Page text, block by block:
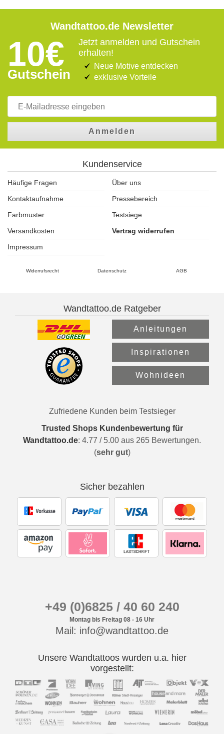
Wandtattoo.de Newsletter
10€
Gutschein
Jetzt anmelden und Gutschein
erhalten!
Neue Motive entdecken
exklusive Vorteile
Anmelden
Kundenservice
Häufige Fragen
Über uns
Kontaktaufnahme
Pressebereich
Farbmuster
Testsiege
Versandkosten
Vertrag widerrufen
Impressum
Widerrufsrecht Datenschutz AGB
Wandtattoo.de Ratgeber
Anleitungen
Inspirationen
Wohnideen
Zufriedene Kunden beim Testsieger
Trusted Shops Kundenbewertung für
Wandtattoo.de: 4.77 / 5.00 aus 265 Bewertungen.
(sehr gut)
Sicher bezahlen
+49 (0)6825 / 40 60 240
Montag bis Freitag 08 - 16 Uhr
Mail: info@wandtattoo.de
Unsere Wandtattoos wurden u.a. hier
vorgestellt: